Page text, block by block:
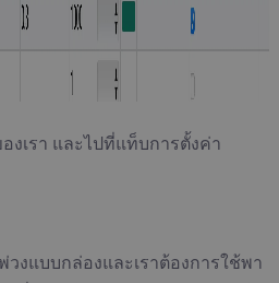
งเรา และไปที่แท็บการตั้งค่า
วงแบบกล่องและเราต้องการใช้พา